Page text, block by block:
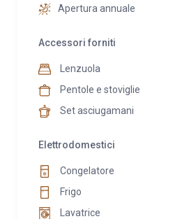
Apertura annuale
Accessori forniti
Lenzuola
Pentole e stoviglie
Set asciugamani
Elettrodomestici
Congelatore
Frigo
Lavatrice